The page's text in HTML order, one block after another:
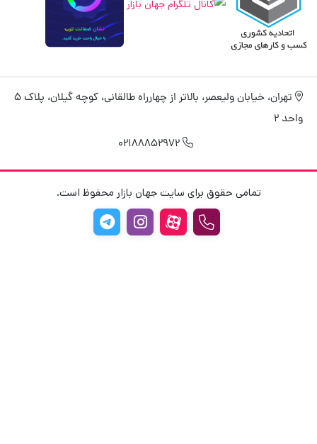
تهران، خیابان ولیعصر، بالاتر از چهارراه طالقانی، کوچه گیلان، پلاک 5
واحد 2
02188852972
تمامی حقوق برای سایت جهان بازار محفوظ است.